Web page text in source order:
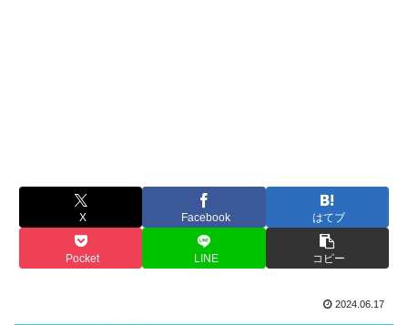
X Facebook はてブ
Pocket LINE コピー
2024.06.17